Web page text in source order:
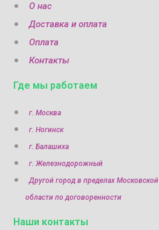
О нас
Доставка и оплата
Оплата
Контакты
Где мы работаем
г. Москва
г. Ногинск
г. Балашиха
г. Железнодорожный
Другой город в пределах Московской
области по договоренности
Наши контакты